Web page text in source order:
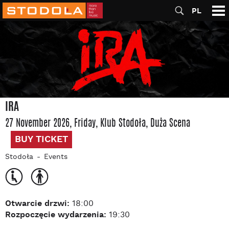
PL
IRA
27 November 2026, Friday, Klub Stodoła, Duża Scena
BUY TICKET
Stodoła Events
Otwarcie drzwi: 18:00
Rozpoczęcie wydarzenia: 19:30